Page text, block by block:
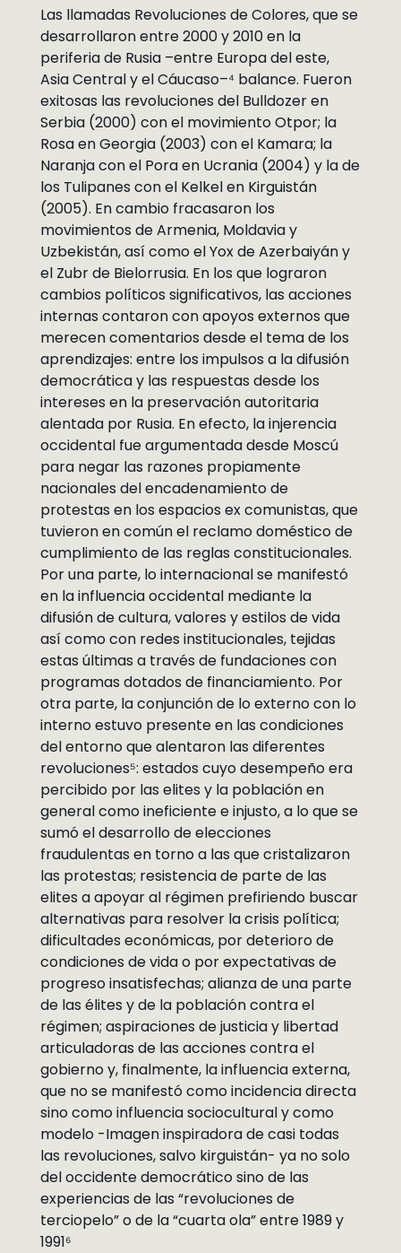
Las llamadas Revoluciones de Colores, que se
desarrollaron entre 2000 y 2010 en la
periferia de Rusia –entre Europa del este,
Asia Central y el Cáucaso–⁴ balance. Fueron
exitosas las revoluciones del Bulldozer en
Serbia (2000) con el movimiento Otpor; la
Rosa en Georgia (2003) con el Kamara; la
Naranja con el Pora en Ucrania (2004) y la de
los Tulipanes con el Kelkel en Kirguistán
(2005). En cambio fracasaron los
movimientos de Armenia, Moldavia y
Uzbekistán, así como el Yox de Azerbaiyán y
el Zubr de Bielorrusia. En los que lograron
cambios políticos significativos, las acciones
internas contaron con apoyos externos que
merecen comentarios desde el tema de los
aprendizajes: entre los impulsos a la difusión
democrática y las respuestas desde los
intereses en la preservación autoritaria
alentada por Rusia. En efecto, la injerencia
occidental fue argumentada desde Moscú
para negar las razones propiamente
nacionales del encadenamiento de
protestas en los espacios ex comunistas, que
tuvieron en común el reclamo doméstico de
cumplimiento de las reglas constitucionales.
Por una parte, lo internacional se manifestó
en la influencia occidental mediante la
difusión de cultura, valores y estilos de vida
así como con redes institucionales, tejidas
estas últimas a través de fundaciones con
programas dotados de financiamiento. Por
otra parte, la conjunción de lo externo con lo
interno estuvo presente en las condiciones
del entorno que alentaron las diferentes
revoluciones⁵: estados cuyo desempeño era
percibido por las elites y la población en
general como ineficiente e injusto, a lo que se
sumó el desarrollo de elecciones
fraudulentas en torno a las que cristalizaron
las protestas; resistencia de parte de las
elites a apoyar al régimen prefiriendo buscar
alternativas para resolver la crisis política;
dificultades económicas, por deterioro de
condiciones de vida o por expectativas de
progreso insatisfechas; alianza de una parte
de las élites y de la población contra el
régimen; aspiraciones de justicia y libertad
articuladoras de las acciones contra el
gobierno y, finalmente, la influencia externa,
que no se manifestó como incidencia directa
sino como influencia sociocultural y como
modelo -Imagen inspiradora de casi todas
las revoluciones, salvo kirguistán- ya no solo
del occidente democrático sino de las
experiencias de las “revoluciones de
terciopelo” o de la “cuarta ola” entre 1989 y
1991⁶